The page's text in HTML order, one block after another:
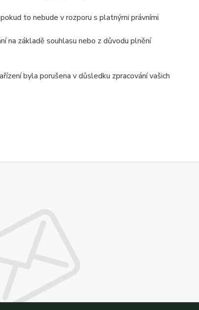
to nebude v rozporu s platnými právními
na základě souhlasu nebo z důvodu plnění
byla porušena v důsledku zpracování vašich